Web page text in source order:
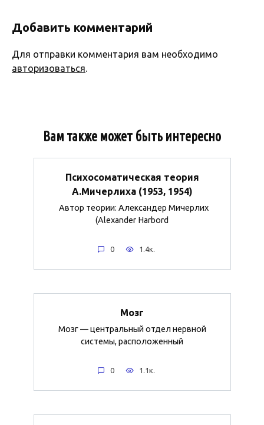
Добавить комментарий
Для отправки комментария вам необходимо
авторизоваться.
Вам также может быть интересно
Психосоматическая теория
А.Мичерлиха (1953, 1954)
Автор теории: Александер Мичерлих
(Alexander Harbord
0 1.4к.
Мозг
Мозг — центральный отдел нервной
системы, расположенный
0 1.1к.